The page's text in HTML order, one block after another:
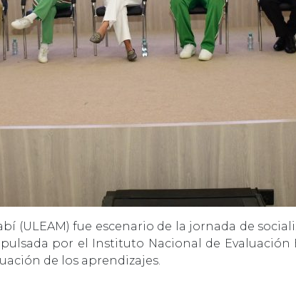
(ULEAM) fue escenario de la jornada de
por el Instituto Nacional de Evaluación
de los aprendizajes.